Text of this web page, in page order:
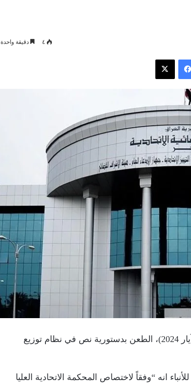
٤ دقيقة واحدة
فيسبوك X
ردت المحكمة الاتحادية العليا، اليوم الاحد (19 آيار 2024)، الطعن بدستورية نص في نظام توزيع
انه “وفقاً لاختصاص المحكمة الاتحادية العليا